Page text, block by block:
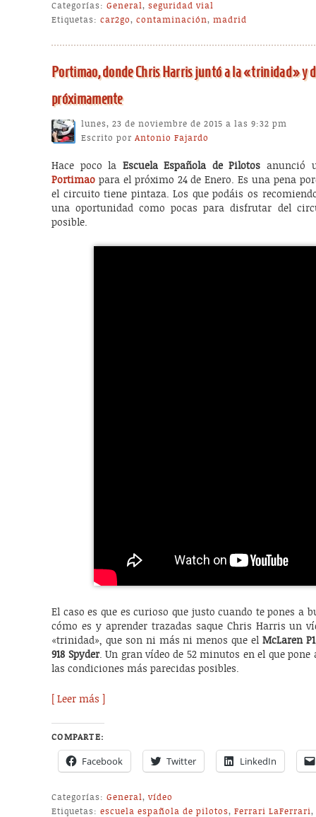
Categorías: General,seguridad vial
Etiquetas: car2go,contaminación,madrid
Portimao, donde Chris Harris juntó a la «trinidad» y
próximamente
lunes, 23 de noviembre de 2015 a las 9:32 pm
Escrito porAntonio Fajardo
Hace poco la Escuela Española de Pilotos anunció
Portimao para el próximo 24 de Enero. Es una pena
el circuito tiene pintaza. Los que podáis os
una oportunidad como pocas para disfrutar del
posible.
El caso es que es curioso que justo cuando te pones a
cómo es y aprender trazadas saque Chris Harris un
«trinidad», que son ni más ni menos que el McLaren P1
918 Spyder. Un gran vídeo de 52 minutos en el que
las condiciones más parecidas posibles.
[ Leer más ]
COMPARTE:
Facebook Twitter LinkedIn
Categorías: General,vídeo
Etiquetas: escuela española de pilotos,Ferrari LaFerrari